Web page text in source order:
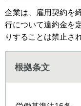
企業は、雇用契約を
行について違約金を
りすることは禁止さ
根拠条文